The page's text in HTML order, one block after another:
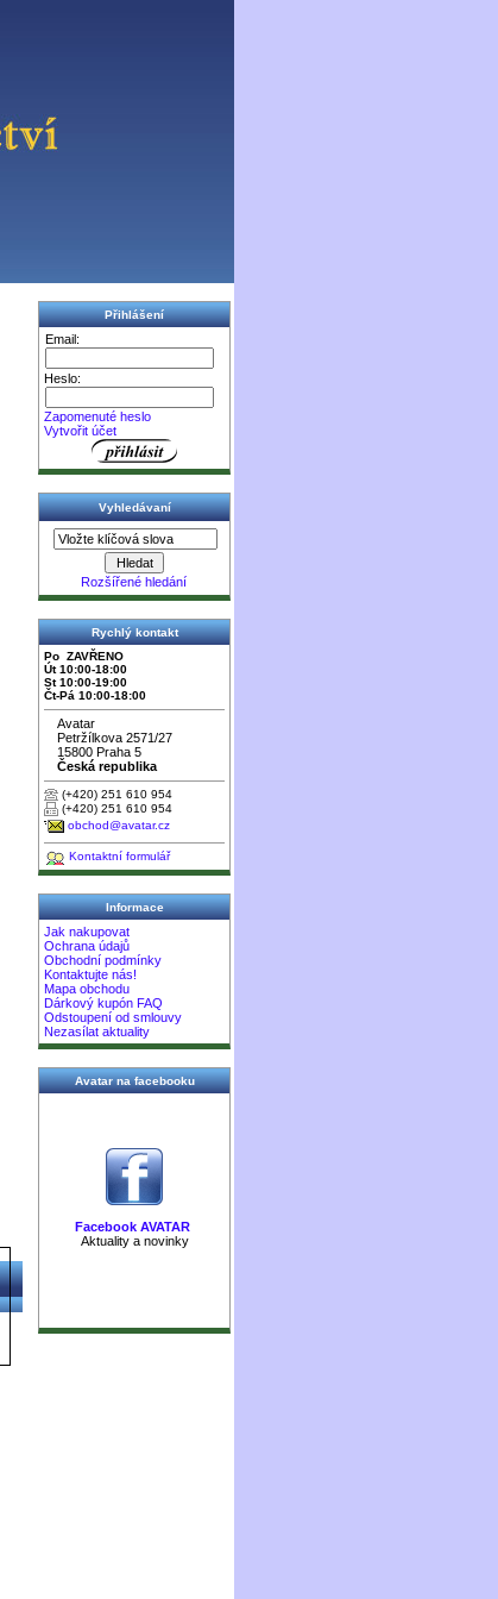
Přihlášení
Email:
Heslo:
Zapomenuté heslo
Vytvořit účet
Vyhledávaní
Rozšířené hledání
Rychlý kontakt
Po ZAVŘENO
Út 10:00-18:00
St 10:00-19:00
Čt-Pá 10:00-18:00
Avatar
Petržílkova 2571/27
15800 Praha 5
Česká republika
(+420) 251 610 954
(+420) 251 610 954
obchod@avatar.cz
Kontaktní formulář
Informace
Jak nakupovat
Ochrana údajů
Obchodní podmínky
Kontaktujte nás!
Mapa obchodu
Dárkový kupón FAQ
Odstoupení od smlouvy
Nezasílat aktuality
Avatar na facebooku
Facebook AVATAR
Aktuality a novinky